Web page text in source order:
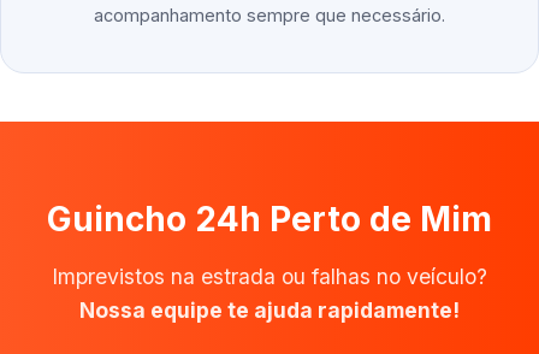
acompanhamento sempre que necessário.
Guincho 24h Perto de Mim
Imprevistos na estrada ou falhas no veículo?
Nossa equipe te ajuda rapidamente!